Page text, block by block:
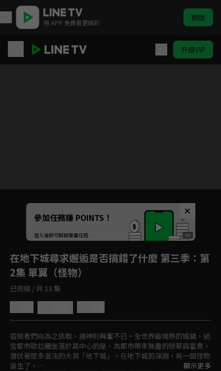
用 APP 免費看更精彩 開啟
升級VIP
Unmute
如有不便請見諒
參加任務賺 POINTS！
登入後即可解鎖專屬任務
在地下城尋求邂逅是否搞錯了什麼 第三季 ：第
2集 單翼（怪物）
已完結 / 共 13 集
冒險者們向為之挑戰，諸神則興奮不已。全世界最熾熱的城鎮，迷
宮都市歐拉麗坐落於其中心的是，為都市帶來無盡的榮華與富貴，
潛伏著眾多混沌的大洞「地下城」。在地下城的深淵，有一個怪物
誕生了。
顯示更多